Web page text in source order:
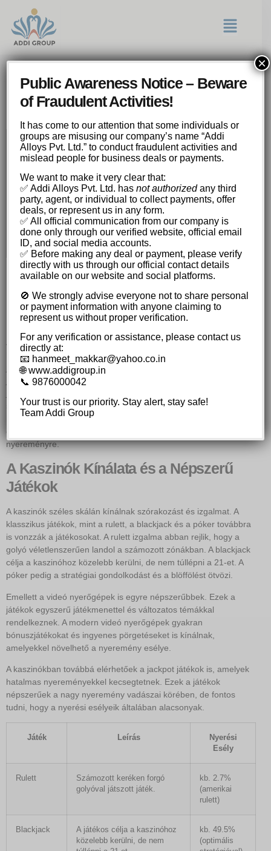
Chicken Road izgalmával és
nyerd meg a főnyereményt
Kelj el a hétköznapokból a Chicken Road
izgalmával és nyerd meg a főnyereményt?
A Kaszinók Kínálata és a Népszerű Játékok
A Chicken Road Stratégia: Hogyan
Működik?
Pénzkezelés és Felelős Játék
A Kaszinók Jövője és Az Új Technológiák
Hatása
Kelj el a hétköznapokból a
Chicken Road izgalmával és
nyerd meg a főnyereményt?
A modern kaszinók világa folyamatosan fejlődik, és új
lehetőségeket kínál a szerencsejáték szerelmeseinek. A virtuális
játéktermek széles választékát kínálják a klasszikus asztali
játékoktól a modern videó nyerőgépekig. Egy különösen érdekes
stratégia, amely egyre népszerűbb a kaszinókban. Ez a cikk a
kaszinók izgalmas világába kalauzol el, feltárva a lehetőségeket
és a stratégiákat, amelyekkel a játékosok növelhetik esélyeiket a
nyereményre.
A Kaszinók Kínálata és a Népszerű
Játékok
A kaszinók széles skálán kínálnak szórakozást és izgalmat. A
klasszikus játékok, mint a rulett, a blackjack és a póker továbbra
is vonzzák a játékosokat. A rulett izgalma abban rejlik, hogy a
golyó véletlenszerűen landol a számozott zónákban. A blackjack
célja a kaszinóhoz közelebb kerülni, de nem túllépni a 21-et. A
póker pedig a stratégiai gondolkodást és a blöffölést ötvözi.
Emellett a videó nyerőgépek is egyre népszerűbbek. Ezek a
játékok egyszerű játékmenettel és változatos témákkal
rendelkeznek. A modern videó nyerőgépek gyakran
bónuszjátékokat és ingyenes pörgetéseket is kínálnak,
amelyekkel növelhető a nyeremény esélye.
A kaszinókban továbbá elérhetőek a jackpot játékok is, amelyek
hatalmas nyereményekkel kecsegtetnek. Ezek a játékok
népszerűek a nagy nyeremény vadászai körében, de fontos
tudni, hogy a nyerési esélyeik általában alacsonyak.
Játék Leírás
Nyerési
Esély
Rulett
Számozott keréken forgó
golyóval játszott játék.
kb. 2.7%
(amerikai
rulett)
Blackjack
A játékos célja a kaszinóhoz
közelebb kerülni, de nem
kb. 49.5%
(optimális
Public Awareness Notice – Beware
of Fraudulent Activities!
It has come to our attention that some individuals or
groups are misusing our company’s name “Addi
Alloys Pvt. Ltd.” to conduct fraudulent activities and
mislead people for business deals or payments.
We want to make it very clear that:
✅ Addi Alloys Pvt. Ltd. hasnot authorizedany third
party, agent, or individual to collect payments, offer
deals, or represent us in any form.
✅ All official communication from our company is
done only through our verified website, official email
ID, and social media accounts.
✅ Before making any deal or payment, please verify
directly with us through our official contact details
available on our website and social platforms.
🚫 We strongly advise everyone not to share personal
or payment information with anyone claiming to
represent us without proper verification.
For any verification or assistance, please contact us
directly at:
📧 hanmeet_makkar@yahoo.co.in
🌐 www.addigroup.in
📞 9876000042
Your trust is our priority. Stay alert, stay safe!
Team Addi Group
×